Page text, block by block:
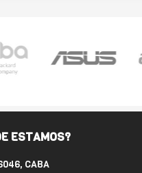
ESTAMOS?
CABA